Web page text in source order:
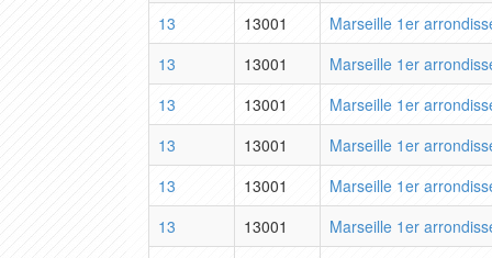
13
13001
Marseille 1er
13
13001
Marseille 1er
13
13001
Marseille 1er
13
13001
Marseille 1er
13
13001
Marseille 1er
13
13001
Marseille 1er